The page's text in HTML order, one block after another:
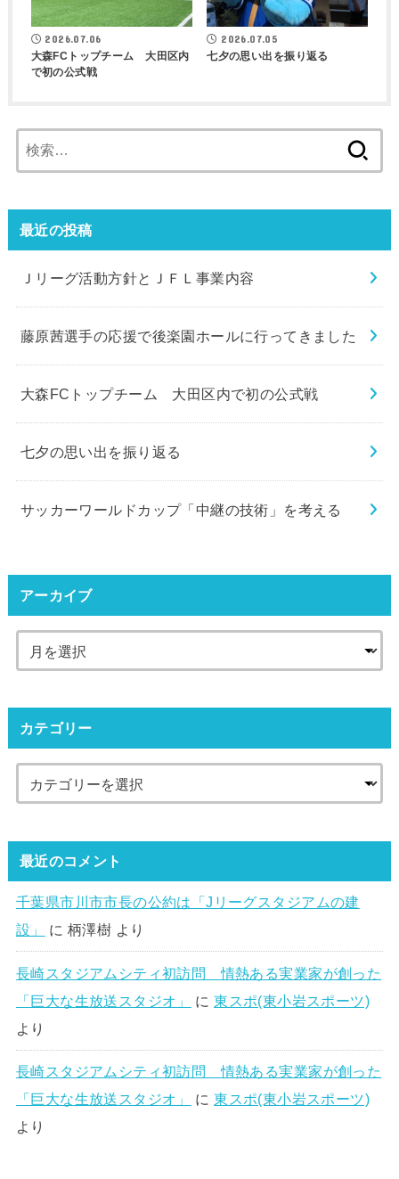
2026.07.06
大森FCトップチーム 大田区内
で初の公式戦
2026.07.05
七夕の思い出を振り返る
索:
最近の投稿
Ｊリーグ活動方針とＪＦＬ事業内容
藤原茜選手の応援で後楽園ホールに行ってきました
大森FCトップチーム 大田区内で初の公式戦
七夕の思い出を振り返る
サッカーワールドカップ「中継の技術」を考える
アーカイブ
カテゴリー
最近のコメント
千葉県市川市市長の公約は「Jリーグスタジアムの建
設」
に 柄澤樹 より
長崎スタジアムシティ初訪問 情熱ある実業家が創った
「巨大な生放送スタジオ」
に東スポ(東小岩スポーツ)
より
長崎スタジアムシティ初訪問 情熱ある実業家が創った
「巨大な生放送スタジオ」
に東スポ(東小岩スポーツ)
より